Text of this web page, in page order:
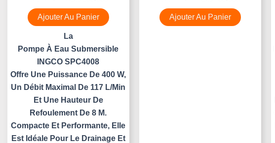
Sur
5
Ajouter Au Panier
La
Pompe À Eau Submersible
INGCO SPC4008
Offre Une Puissance De 400 W,
Un Débit Maximal De 117 L/min
Et Une Hauteur De
Refoulement De 8 M.
Compacte Et Performante, Elle
Est Idéale Pour Le Drainage Et
Sur
5
Ajouter Au Panier